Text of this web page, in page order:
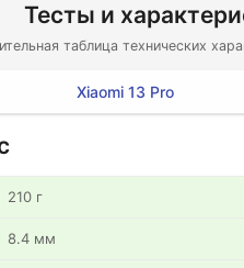
Тесты и
таблица технических
Xiaomi 13 Pro
210 г
8.4 мм